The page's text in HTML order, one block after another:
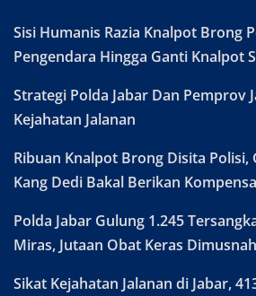
Sisi Humanis Razia Knalpot Brong
Pengendara Hingga Ganti Knalpot
Strategi Polda Jabar Dan Pemprov
Kejahatan Jalanan
Ribuan Knalpot Brong Disita Polisi,
Kang Dedi Bakal Berikan
Polda Jabar Gulung 1.245
Miras, Jutaan Obat Keras
Sikat Kejahatan Jalanan di Jabar,